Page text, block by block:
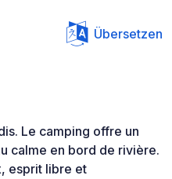
Übersetzen
Le camping offre un
calme en bord de rivière.
esprit libre et